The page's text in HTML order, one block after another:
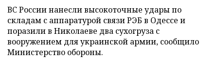
ВС России нанесли высокоточные удары по
складам с аппаратурой связи РЭБ в Одессе и
поразили в Николаеве два сухогруза с
вооружением для украинской армии, сообщило
Министерство обороны.